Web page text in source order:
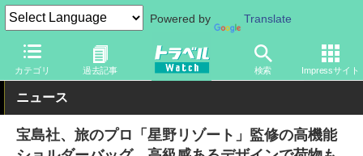
Powered by Translate
カテゴリ 過去記事 検索 Impressサイト
トラベル Watch 旅のアイテム 旅行グッズ バッグ
ニュース
宝島社、旅のプロ「星野リゾート」監修の高機能